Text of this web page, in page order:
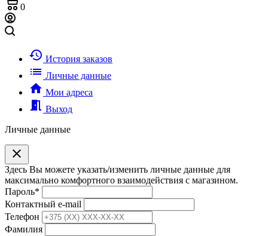
0
history История заказов
list Личные данные
home Мои адреса
meeting_room Выход
Личные данные
clear
Здесь Вы можете указать/изменить личные данные для
максимально комфортного взаимодействия с магазином.
Пароль*
Контактный e-mail
Телефон
Фамилия